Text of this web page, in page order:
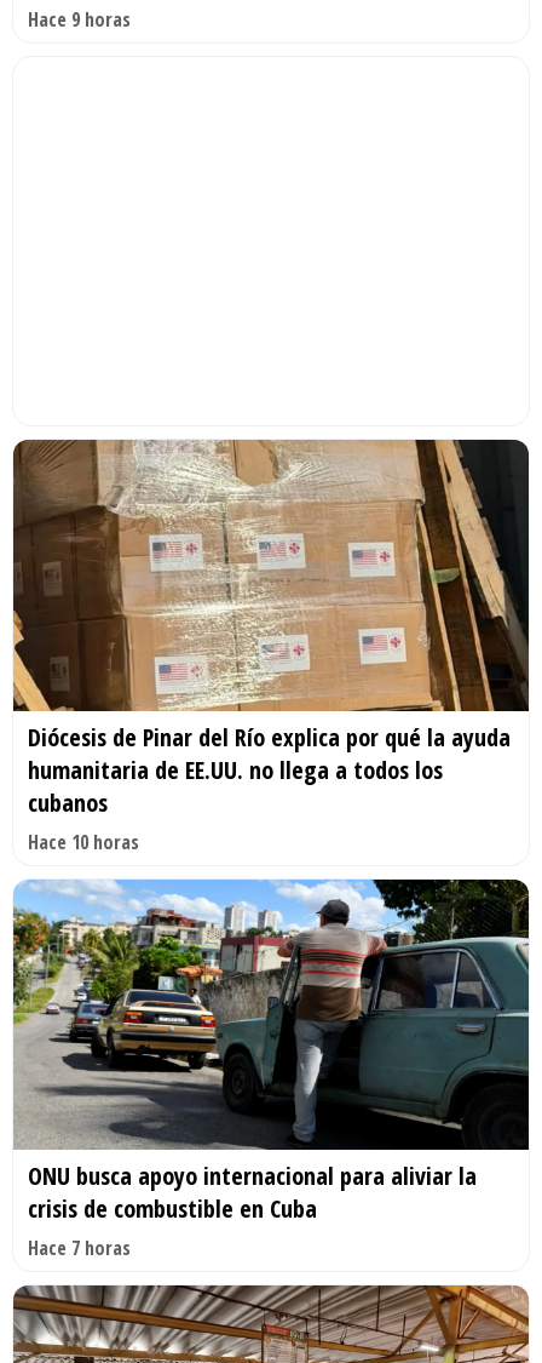
Hace 9 horas
Diócesis de Pinar del Río explica por qué la ayuda
humanitaria de EE.UU. no llega a todos los
cubanos
Hace 10 horas
ONU busca apoyo internacional para aliviar la
crisis de combustible en Cuba
Hace 7 horas